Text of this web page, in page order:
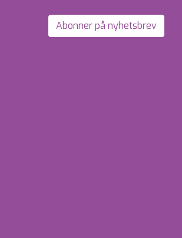
Abonner på nyhetsbrev